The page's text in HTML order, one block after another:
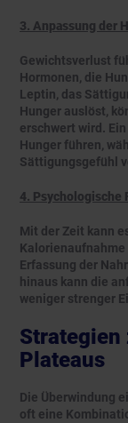
3. Anpassung der
Gewichtsverlust
Hormonen, die
Leptin, das
Hunger auslöst,
erschwert wird.
Hunger führen,
Sättigungsgefühl
4. Psychologische
Mit der Zeit kann
Erfassung der
hinaus kann die
weniger strenger
Strategien
Plateaus
Die Überwindung
oft eine